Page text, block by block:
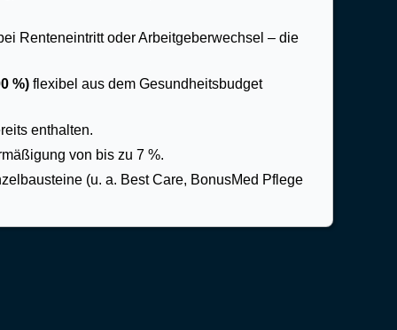
Renteneintritt oder Arbeitgeberwechsel – die
%) flexibel aus dem Gesundheitsbudget
enthalten.
von bis zu 7 %.
(u. a. Best Care, BonusMed Pflege